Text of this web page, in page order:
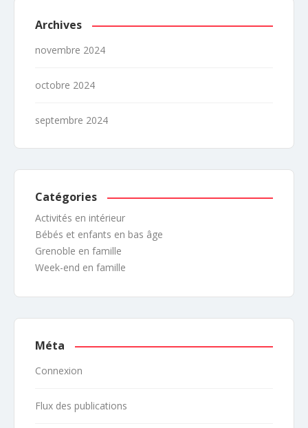
Archives
novembre 2024
octobre 2024
septembre 2024
Catégories
Activités en intérieur
Bébés et enfants en bas âge
Grenoble en famille
Week-end en famille
Méta
Connexion
Flux des publications